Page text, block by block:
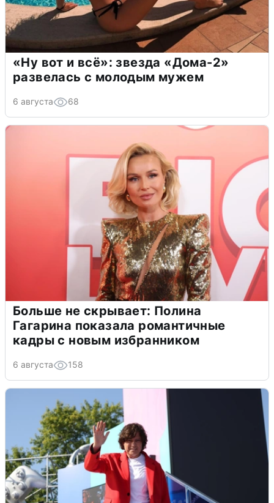
«Ну вот и всё»: звезда «Дома-2»
развелась с молодым мужем
6 августа 68
Больше не скрывает: Полина
Гагарина показала романтичные
кадры с новым избранником
6 августа 158